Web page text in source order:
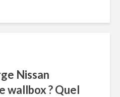
Nissan
wallbox ? Quel